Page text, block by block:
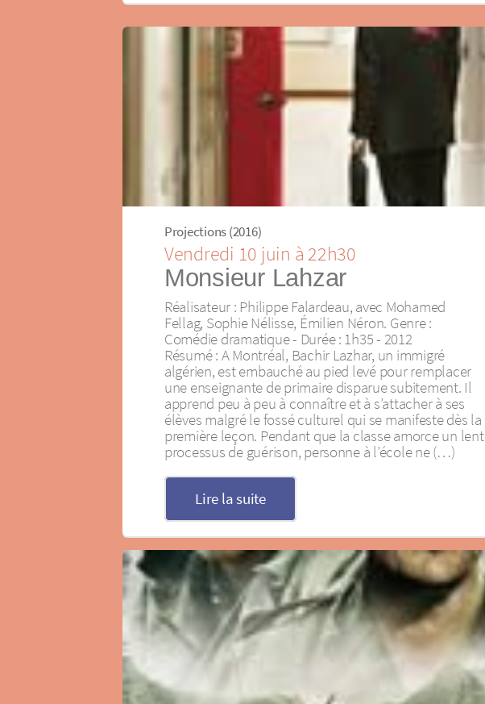
Projections (2016)
Vendredi 10 juin à 22h30
Monsieur Lahzar
Réalisateur : Philippe Falardeau, avec Mohamed
Fellag, Sophie Nélisse, Émilien Néron. Genre :
Comédie dramatique - Durée : 1h35 - 2012
Résumé : A Montréal, Bachir Lazhar, un immigré
algérien, est embauché au pied levé pour remplacer
une enseignante de primaire disparue subitement. Il
apprend peu à peu à connaître et à s’attacher à ses
élèves malgré le fossé culturel qui se manifeste dès la
première leçon. Pendant que la classe amorce un lent
processus de guérison, personne à l’école ne (…)
Lire la suite